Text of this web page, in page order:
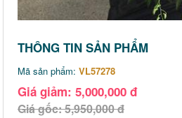
THÔNG TIN SẢN PHẨM
Mã sản phẩm: VL57278
Giá giảm: 5,000,000 đ
Giá gốc: 5,950,000 đ